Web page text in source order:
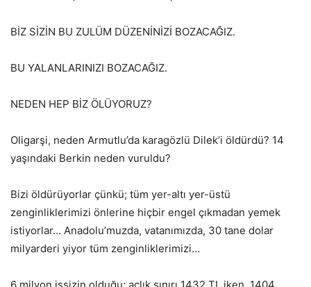
BİZ SİZİN BU ZULÜM DÜZENİNİZİ BOZACAĞIZ.
BU YALANLARINIZI BOZACAĞIZ.
NEDEN HEP BİZ ÖLÜYORUZ?
Oligarşi, neden Armutlu’da karagözlü Dilek’i öldürdü? 14
yaşındaki Berkin neden vuruldu?
Bizi öldürüyorlar çünkü; tüm yer-altı yer-üstü
zenginliklerimizi önlerine hiçbir engel çıkmadan yemek
istiyorlar… Anadolu’muzda, vatanımızda, 30 tane dolar
milyarderi yiyor tüm zenginliklerimizi…